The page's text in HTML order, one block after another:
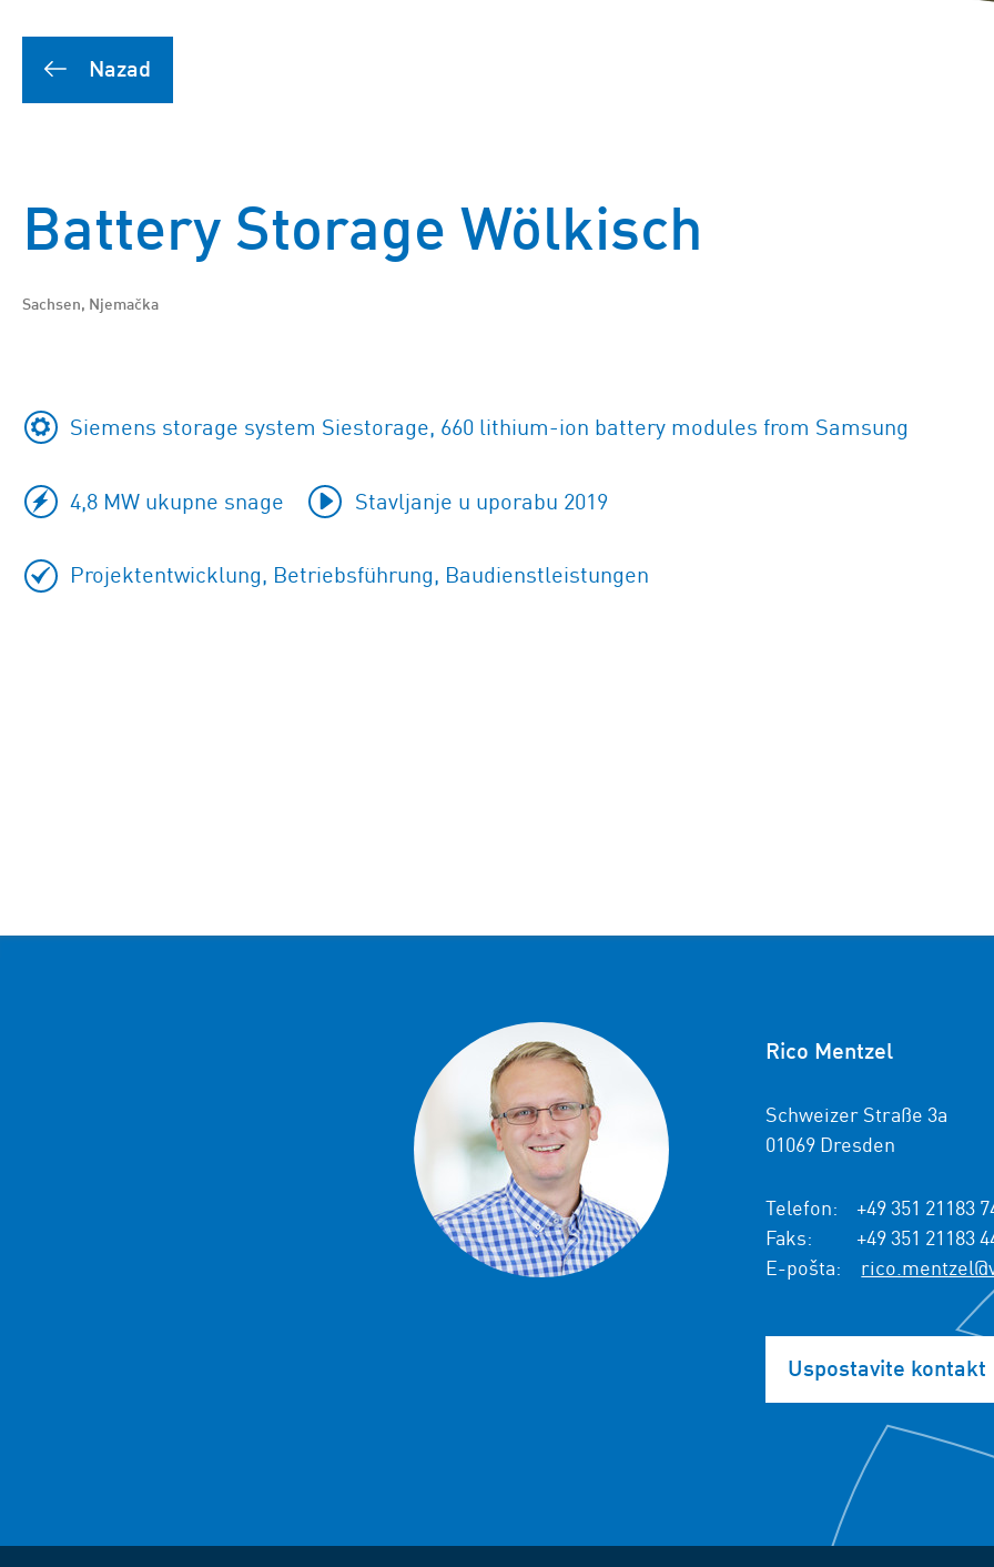
Nazad
Battery Storage Wölkisch
Sachsen, Njemačka
Siemens storage system Siestorage, 660 lithium-ion battery modules from Samsung
4,8 MW ukupne snage Stavljanje u uporabu 2019
Projektentwicklung, Betriebsführung, Baudienstleistungen
Rico Mentzel
Schweizer Straße 3a
01069 Dresden
Telefon:
+49 351 21183
Faks:
+49 351 21183
E-pošta:
Uspostavite kontakt